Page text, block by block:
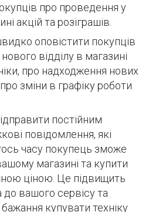
про проведення у
акцій та розіграшів.
оповістити покупців
відділу в магазині
про надходження нових
зміни в графіку роботи
постійним
повідомлення, які
часу покупець зможе
магазині та купити
ціною. Це підвищить
до вашого сервісу та
купувати техніку